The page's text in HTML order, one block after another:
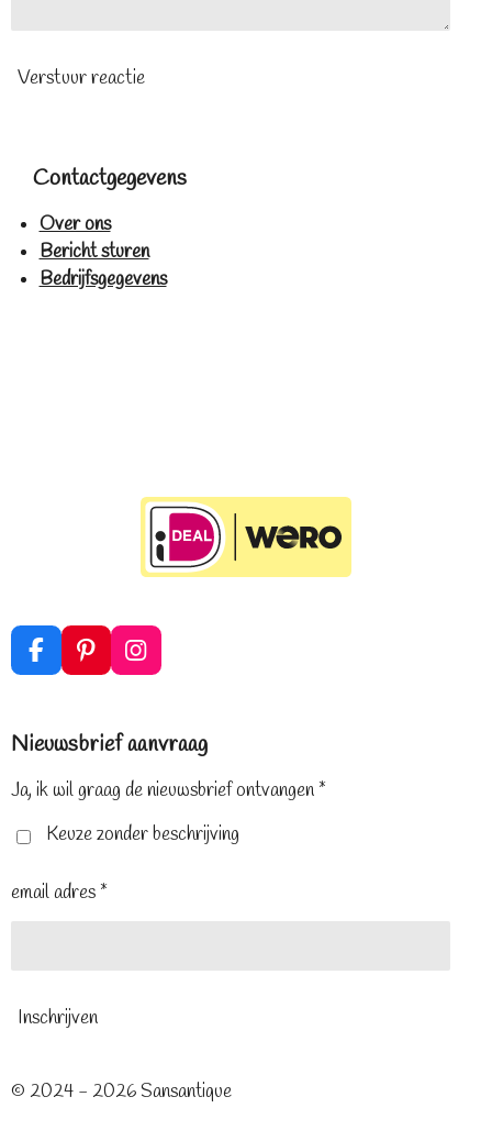
Verstuur reactie
Contactgegevens
Over ons
Bericht sturen
Bedrijfsgegevens
F
a
b
o
P
i
e
e
t
I
n
a
r
m
Nieuwsbrief aanvraag
Ja, ik wil graag de nieuwsbrief ontvangen *
Keuze zonder beschrijving
email adres *
Inschrijven
© 2024 - 2026 Sansantique